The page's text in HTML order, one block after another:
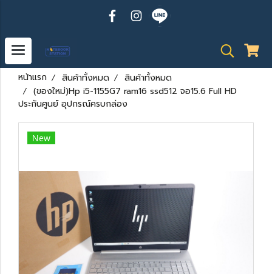
หน้าแรก สินค้าทั้งหมด
สินค้าทั้งหมด
(ของใหม่)Hp i5-1155G7 ram16 ssd512 จอ15.6 Full HD
ประกันศูนย์ อุปกรณ์ครบกล่อง
New